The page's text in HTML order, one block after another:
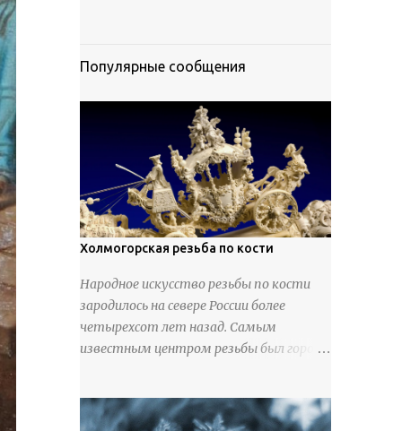
Популярные сообщения
Холмогорская резьба по кости
Народное искусство резьбы по кости
зародилось на севере России более
четырехсот лет назад. Самым
известным центром резьбы был город
служили кости тюленей, рыб и моржей.